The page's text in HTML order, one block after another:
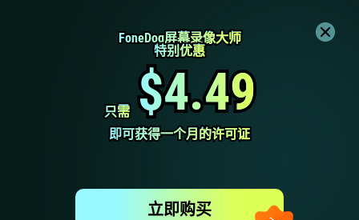
FoneDog屏幕录像大师
FoneDog屏幕录像大师
特别优惠
特别优惠
只需
只需 $4.49
$4.49
即可获得一个月的许可证
即可获得一个月的许可证
立即购买